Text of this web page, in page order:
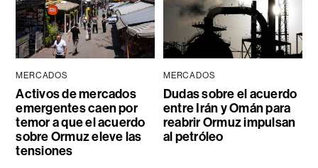
MERCADOS
Activos de mercados
emergentes caen por
temor a que el acuerdo
sobre Ormuz eleve las
tensiones
MERCADOS
Dudas sobre el acuerdo
entre Irán y Omán para
reabrir Ormuz impulsan
al petróleo